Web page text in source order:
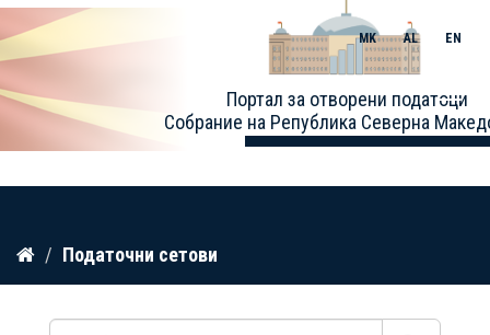
Прескокнете
содржина
Портал за отворени податоци
Собрание на Република Северна
MK AL EN
Toggle
Податочни сетови